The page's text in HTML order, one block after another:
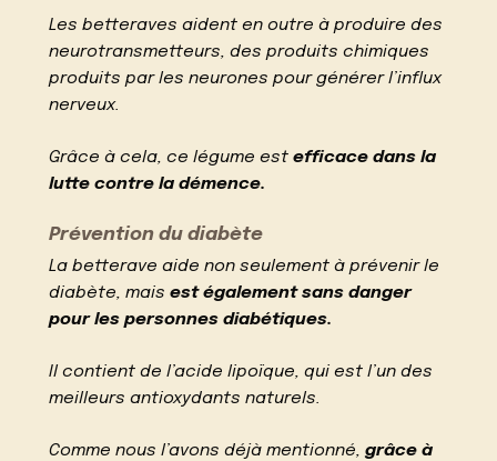
Les betteraves aident en outre à produire des
neurotransmetteurs, des produits chimiques
produits par les neurones pour générer l’influx
nerveux.
Grâce à cela, ce légume estefficace dans la
lutte contre la démence.
Prévention du diabète
La betterave aide non seulement à prévenir le
diabète, maisest également sans danger
pour les personnes diabétiques.
Il contient de l’acide lipoïque, qui est l’un des
meilleurs antioxydants naturels.
Comme nous l’avons déjà mentionné,grâce à